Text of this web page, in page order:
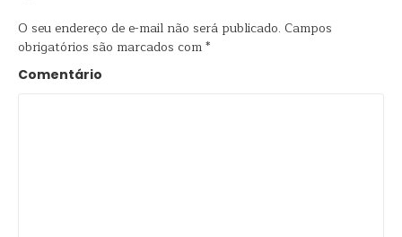
O seu endereço de e-mail não será publicado. Campos
obrigatórios são marcados com*
Comentário